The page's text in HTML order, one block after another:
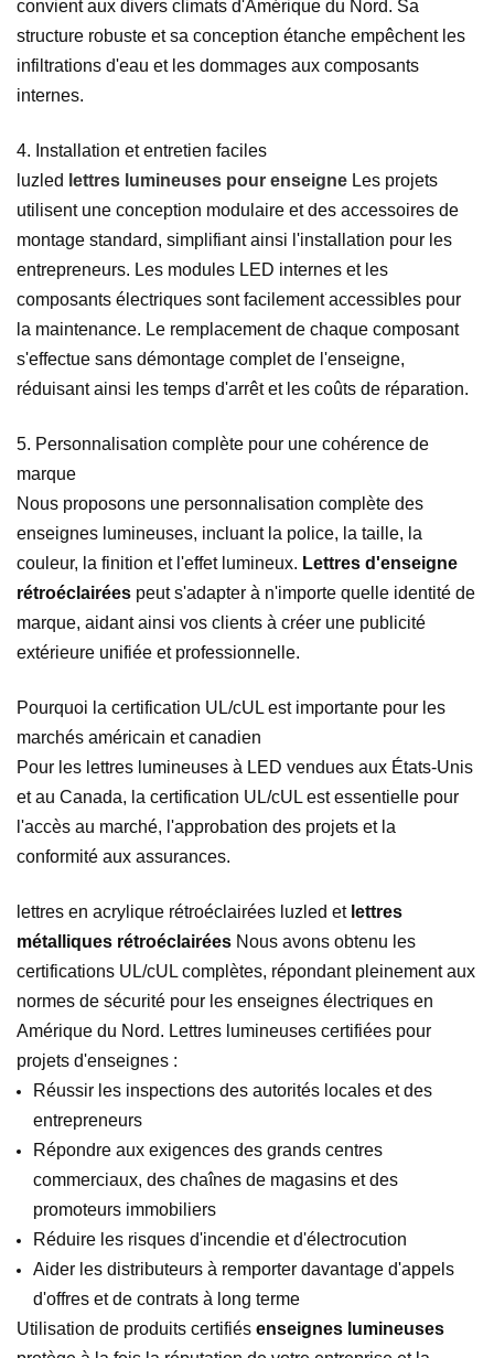
convient aux divers climats d'Amérique du Nord. Sa
structure robuste et sa conception étanche empêchent les
infiltrations d'eau et les dommages aux composants
internes.
4. Installation et entretien faciles
luzled lettres lumineuses pour enseigne Les projets
utilisent une conception modulaire et des accessoires de
montage standard, simplifiant ainsi l'installation pour les
entrepreneurs. Les modules LED internes et les
composants électriques sont facilement accessibles pour
la maintenance. Le remplacement de chaque composant
s'effectue sans démontage complet de l'enseigne,
réduisant ainsi les temps d'arrêt et les coûts de réparation.
5. Personnalisation complète pour une cohérence de
marque
Nous proposons une personnalisation complète des
enseignes lumineuses, incluant la police, la taille, la
couleur, la finition et l'effet lumineux. Lettres d'enseigne
rétroéclairées peut s'adapter à n'importe quelle identité de
marque, aidant ainsi vos clients à créer une publicité
extérieure unifiée et professionnelle.
Pourquoi la certification UL/cUL est importante pour les
marchés américain et canadien
Pour les lettres lumineuses à LED vendues aux États-Unis
et au Canada, la certification UL/cUL est essentielle pour
l'accès au marché, l'approbation des projets et la
conformité aux assurances.
lettres en acrylique rétroéclairées luzled et lettres
métalliques rétroéclairées Nous avons obtenu les
certifications UL/cUL complètes, répondant pleinement aux
normes de sécurité pour les enseignes électriques en
Amérique du Nord. Lettres lumineuses certifiées pour
projets d'enseignes :
Réussir les inspections des autorités locales et des
entrepreneurs
Répondre aux exigences des grands centres
commerciaux, des chaînes de magasins et des
promoteurs immobiliers
Réduire les risques d'incendie et d'électrocution
Aider les distributeurs à remporter davantage d'appels
d'offres et de contrats à long terme
Utilisation de produits certifiés enseignes lumineuses